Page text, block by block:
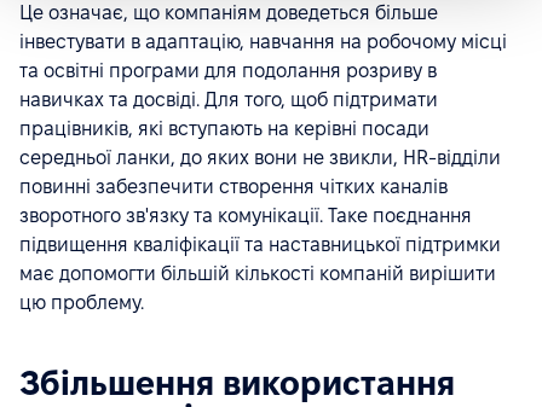
Це означає, що компаніям доведеться більше
інвестувати в адаптацію, навчання на робочому місці
та освітні програми для подолання розриву в
навичках та досвіді. Для того, щоб підтримати
працівників, які вступають на керівні посади
середньої ланки, до яких вони не звикли, HR-відділи
повинні забезпечити створення чітких каналів
зворотного зв'язку та комунікації. Таке поєднання
підвищення кваліфікації та наставницької підтримки
має допомогти більшій кількості компаній вирішити
цю проблему.
Збільшення використання